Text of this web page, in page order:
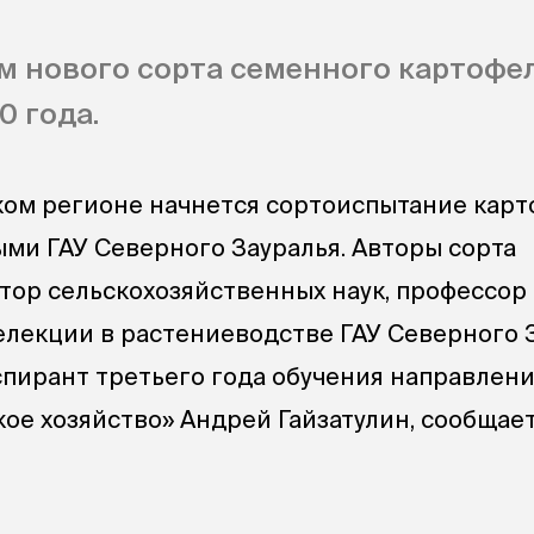
нового сорта семенного
года.
регионе начнется сортоиспытание
ГАУ Северного Зауралья. Авторы сорта
сельскохозяйственных наук,
в растениеводстве ГАУ Северного
третьего года обучения
хозяйство» Андрей Гайзатулин,